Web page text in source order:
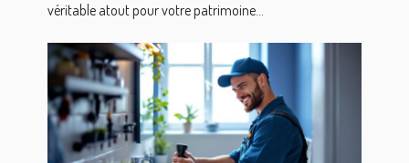
véritable atout pour votre patrimoine...